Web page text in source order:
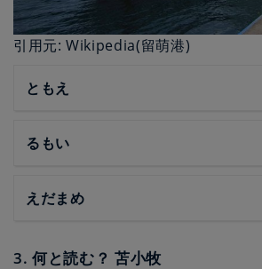
引用元: Wikipedia(留萌港)
ともえ
るもい
えだまめ
3. 何と読む？ 苫小牧